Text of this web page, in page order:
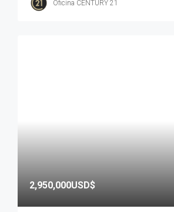
Oficina CENTURY 21
2,950,000USD$